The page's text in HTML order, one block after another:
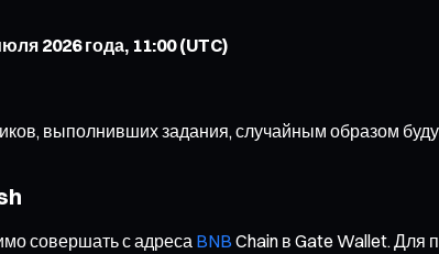
2026 года, 11:00 (UTC)
выполнивших задания, случайным образом
совершать с адреса BNB Chain в Gate Wallet. Для